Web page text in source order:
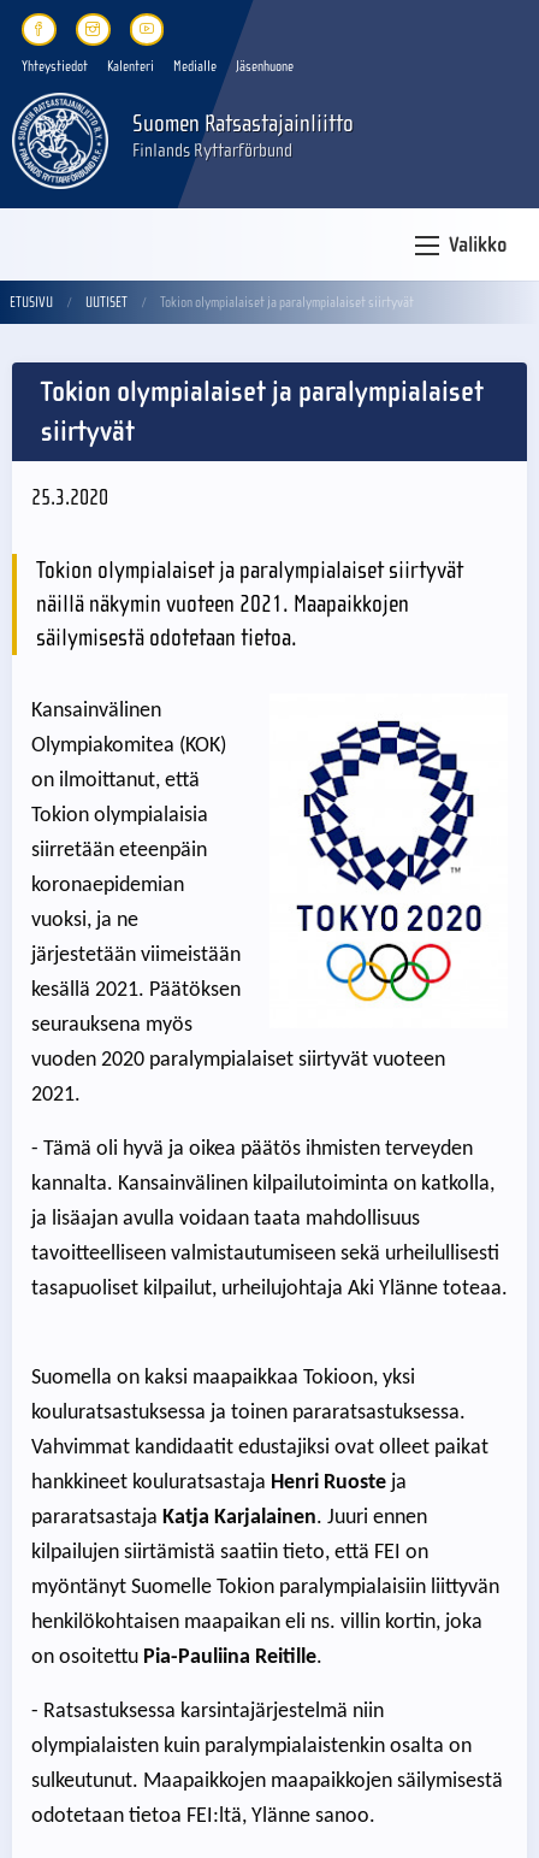
Yhteystiedot Kalenteri Medialle Jäsenhuone
Suomen Ratsastajainliitto
Finlands Ryttarförbund
Valikko
ETUSIVU UUTISET Tokion olympialaiset ja paralympialaiset siirtyvät
Tokion olympialaiset ja paralympialaiset
siirtyvät
25.3.2020
Tokion olympialaiset ja paralympialaiset siirtyvät
näillä näkymin vuoteen 2021. Maapaikkojen
säilymisestä odotetaan tietoa.
Kansainvälinen
Olympiakomitea (KOK)
on ilmoittanut, että
Tokion olympialaisia
siirretään eteenpäin
koronaepidemian
vuoksi, ja ne
järjestetään viimeistään
kesällä 2021. Päätöksen
seurauksena myös
vuoden 2020 paralympialaiset siirtyvät vuoteen
2021.
- Tämä oli hyvä ja oikea päätös ihmisten terveyden
kannalta. Kansainvälinen kilpailutoiminta on katkolla,
ja lisäajan avulla voidaan taata mahdollisuus
tavoitteelliseen valmistautumiseen sekä urheilullisesti
tasapuoliset kilpailut, urheilujohtaja Aki Ylänne toteaa.
Suomella on kaksi maapaikkaa Tokioon, yksi
kouluratsastuksessa ja toinen pararatsastuksessa.
Vahvimmat kandidaatit edustajiksi ovat olleet paikat
hankkineet kouluratsastaja Henri Ruoste ja
pararatsastaja Katja Karjalainen. Juuri ennen
kilpailujen siirtämistä saatiin tieto, että FEI on
myöntänyt Suomelle Tokion paralympialaisiin liittyvän
henkilökohtaisen maapaikan eli ns. villin kortin, joka
on osoitettu Pia-Pauliina Reitille.
- Ratsastuksessa karsintajärjestelmä niin
olympialaisten kuin paralympialaistenkin osalta on
sulkeutunut. Maapaikkojen maapaikkojen säilymisestä
odotetaan tietoa FEI:ltä, Ylänne sanoo.